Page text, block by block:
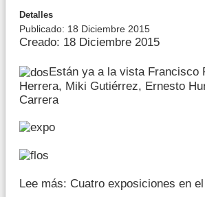
Detalles
Publicado: 18 Diciembre 2015
Creado: 18 Diciembre 2015
Están ya a la vista Francisco
Herrera, Miki Gutiérrez, Ernesto
Carrera
Lee más: Cuatro exposiciones en